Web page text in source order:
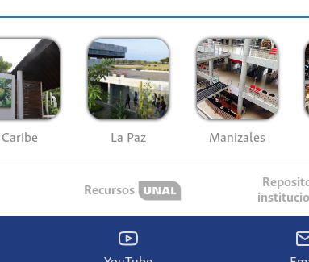
Caribe La Paz Manizales
Recursos